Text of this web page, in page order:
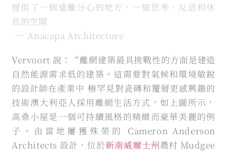
提供了一個遠離分心的地方，一個思考、反思和休
息的空間
— Anacapa Architecture
Vervoort 說：“離網建築最具挑戰性的方面是建造
自然能源需求低的建築。這需要對氣候和環境敏銳
的設計師在產業中 極罕見對瓷磚和覆層更感興趣的
技術澳大利亞人採用離網生活方式，如上圖所示，
高桑小屋是一個可持續風格的精緻而豪華美麗的例
子。由當地屢獲殊榮的 Cameron Anderson
Architects 設計，位於新南威爾士州農村 Mudgee